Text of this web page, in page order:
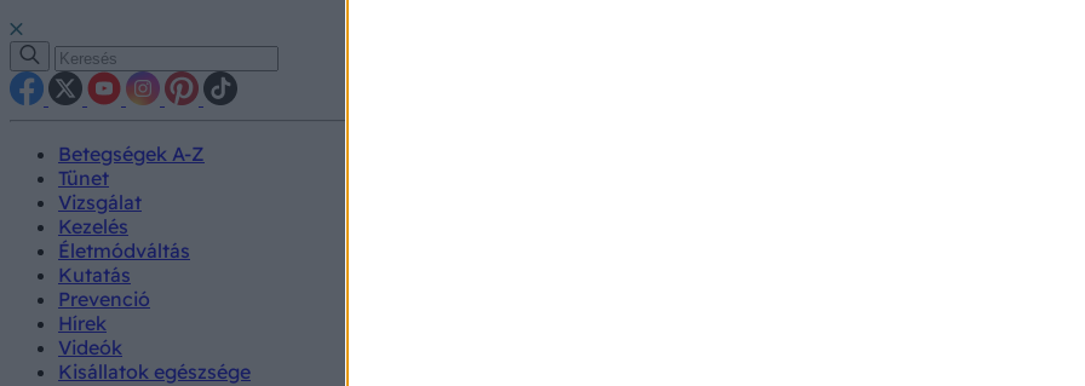
Betegségek A-Z
Tünet
Vizsgálat
Kezelés
Életmódváltás
Kutatás
Prevenció
Hírek
Videók
Kisállatok egészsége